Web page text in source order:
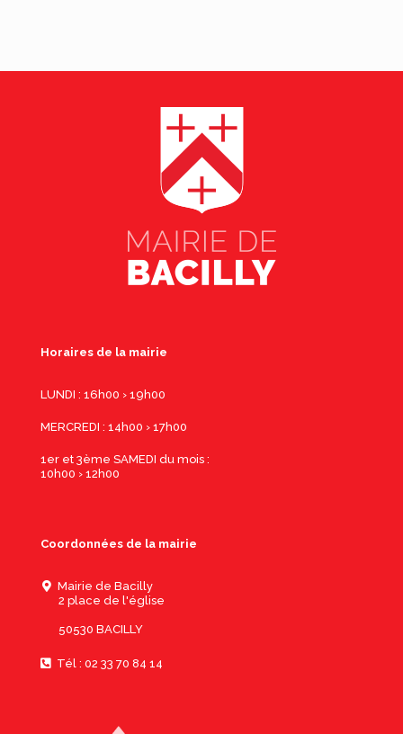
Horaires de la mairie
LUNDI : 16h00 › 19h00
MERCREDI : 14h00 › 17h00
1er et 3ème SAMEDI du mois :
10h00 › 12h00
Coordonnées de la mairie
Mairie de Bacilly
2 place de l'église
50530 BACILLY
Tél : 02 33 70 84 14